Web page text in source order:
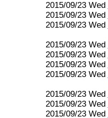
2015/09/23 Wed
2015/09/23 Wed
2015/09/23 Wed
2015/09/23 Wed
2015/09/23 Wed
2015/09/23 Wed
2015/09/23 Wed
2015/09/23 Wed
2015/09/23 Wed
2015/09/23 Wed